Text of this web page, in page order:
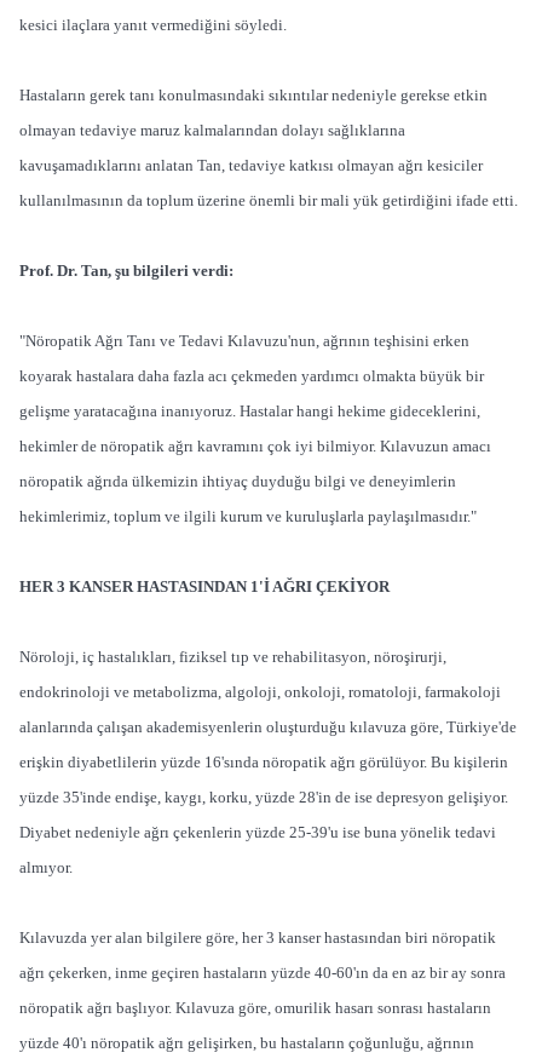
kesici ilaçlara yanıt vermediğini söyledi.
Hastaların gerek tanı konulmasındaki sıkıntılar nedeniyle gerekse etkin
olmayan tedaviye maruz kalmalarından dolayı sağlıklarına
kavuşamadıklarını anlatan Tan, tedaviye katkısı olmayan ağrı kesiciler
kullanılmasının da toplum üzerine önemli bir mali yük getirdiğini ifade etti.
Prof. Dr. Tan, şu bilgileri verdi:
"Nöropatik Ağrı Tanı ve Tedavi Kılavuzu'nun, ağrının teşhisini erken
koyarak hastalara daha fazla acı çekmeden yardımcı olmakta büyük bir
gelişme yaratacağına inanıyoruz. Hastalar hangi hekime gideceklerini,
hekimler de nöropatik ağrı kavramını çok iyi bilmiyor. Kılavuzun amacı
nöropatik ağrıda ülkemizin ihtiyaç duyduğu bilgi ve deneyimlerin
hekimlerimiz, toplum ve ilgili kurum ve kuruluşlarla paylaşılmasıdır."
HER 3 KANSER HASTASINDAN 1'İ AĞRI ÇEKİYOR
Nöroloji, iç hastalıkları, fiziksel tıp ve rehabilitasyon, nöroşirurji,
endokrinoloji ve metabolizma, algoloji, onkoloji, romatoloji, farmakoloji
alanlarında çalışan akademisyenlerin oluşturduğu kılavuza göre, Türkiye'de
erişkin diyabetlilerin yüzde 16'sında nöropatik ağrı görülüyor. Bu kişilerin
yüzde 35'inde endişe, kaygı, korku, yüzde 28'in de ise depresyon gelişiyor.
Diyabet nedeniyle ağrı çekenlerin yüzde 25-39'u ise buna yönelik tedavi
almıyor.
Kılavuzda yer alan bilgilere göre, her 3 kanser hastasından biri nöropatik
ağrı çekerken, inme geçiren hastaların yüzde 40-60'ın da en az bir ay sonra
nöropatik ağrı başlıyor. Kılavuza göre, omurilik hasarı sonrası hastaların
yüzde 40'ı nöropatik ağrı gelişirken, bu hastaların çoğunluğu, ağrının